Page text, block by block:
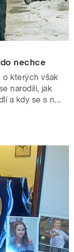
nechce
o kterých však
narodili, jak
a kdy se s n...